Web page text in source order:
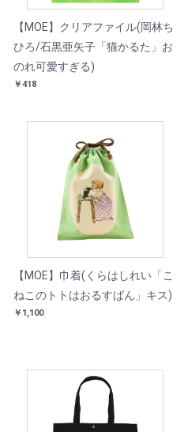
【MOE】クリアファイル(岡林ち
ひろ/石黒亜矢子「猫かるた」お
のれ可愛すぎる)
￥418
【MOE】巾着(くらはしれい「こ
ねこのトトはおるすばん」キス)
￥1,100